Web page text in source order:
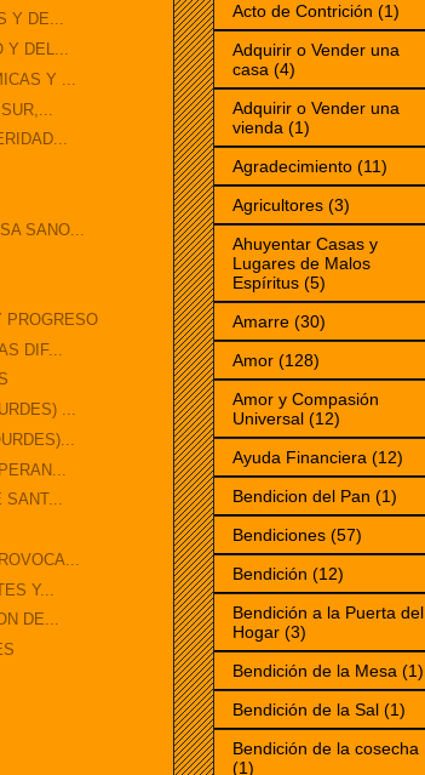
Y DE...
Y DEL...
Y ...
SANO...
PROGRESO
DIF...
...
SANT...
Y...
DE...
Acto de Contrición (1)
Adquirir o Vender una
casa (4)
Adquirir o Vender una
vienda (1)
Agradecimiento (11)
Agricultores (3)
Ahuyentar Casas y
Lugares de Malos
Espíritus (5)
Amarre (30)
Amor (128)
Amor y Compasión
Universal (12)
Ayuda Financiera (12)
Bendicion del Pan (1)
Bendiciones (57)
Bendición (12)
Bendición a la Puerta del
Hogar (3)
Bendición de la Mesa (1)
Bendición de la Sal (1)
Bendición de la cosecha
(1)